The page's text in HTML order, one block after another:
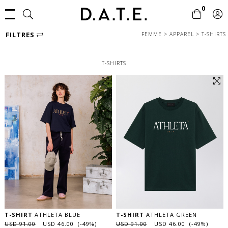
0
FEMME > APPAREL > T-SHIRTS
FILTRES
T-SHIRTS
T-SHIRT ATHLETA BLUE
USD 91.00
USD 46.00 (-49%)
T-SHIRT ATHLETA GREEN
USD 91.00
USD 46.00 (-49%)